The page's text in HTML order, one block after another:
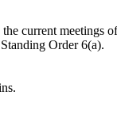
current meetings
Order 6(a).